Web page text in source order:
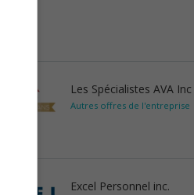
Les Spécialistes AVA Inc
Autres offres de l'entreprise
Excel Personnel inc.